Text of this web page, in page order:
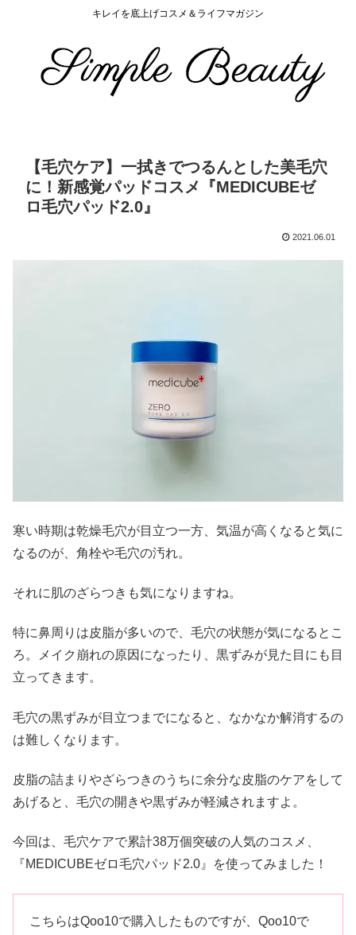
キレイを底上げコスメ＆ライフマガジン
【毛穴ケア】一拭きでつるんとした美毛穴
に！新感覚パッドコスメ『MEDICUBEゼ
ロ毛穴パッド2.0』
2021.06.01
寒い時期は乾燥毛穴が目立つ一方、気温が高くなると気に
なるのが、角栓や毛穴の汚れ。
それに肌のざらつきも気になりますね。
特に鼻周りは皮脂が多いので、毛穴の状態が気になるとこ
ろ。メイク崩れの原因になったり、黒ずみが見た目にも目
立ってきます。
毛穴の黒ずみが目立つまでになると、なかなか解消するの
は難しくなります。
皮脂の詰まりやざらつきのうちに余分な皮脂のケアをして
あげると、毛穴の開きや黒ずみが軽減されますよ。
今回は、毛穴ケアで累計38万個突破の人気のコスメ、
『MEDICUBEゼロ毛穴パッド2.0』を使ってみました！
こちらはQoo10で購入したものですが、Qoo10で